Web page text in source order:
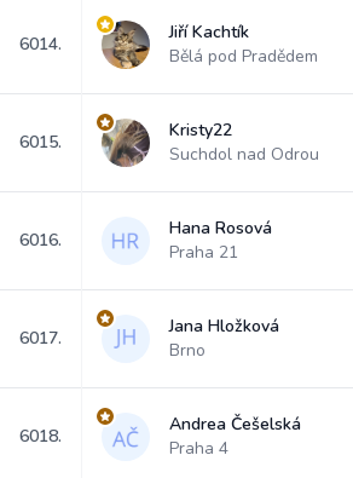
6014.
Jiří Kachtík
Bělá pod Pradědem
6015.
Kristy22
Suchdol nad Odrou
6016.
Hana Rosová
Praha 21
6017.
Jana Hložková
Brno
6018.
Andrea Češelská
Praha 4